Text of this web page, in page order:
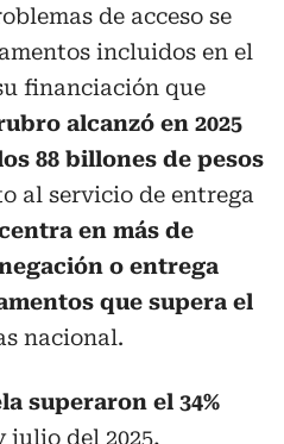
de acceso se
incluidos en el
financiación que
alcanzó en 2025
88 billones de pesos
al servicio de entrega
en más de
o entrega
que supera el
nacional.
superaron el 34%
julio del 2025,